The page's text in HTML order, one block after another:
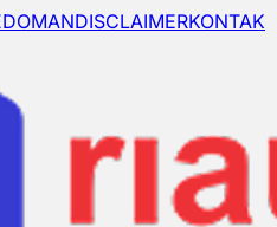
DISCLAIMERKONTAK